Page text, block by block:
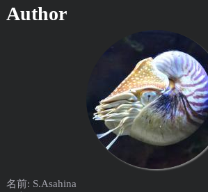
Author
名前: S.Asahina